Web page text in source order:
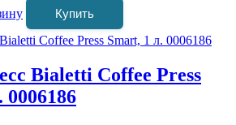
Купить
Bialetti Coffee Press
0006186